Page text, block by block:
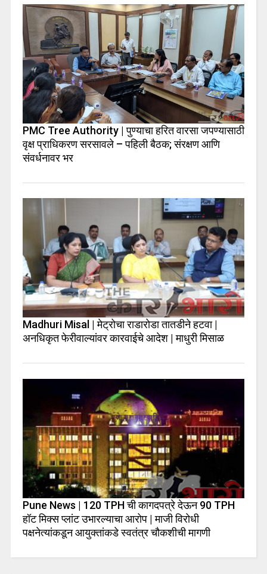
PMC Tree Authority | पुण्याचा हरित वारसा जपण्यासाठी
वृक्ष प्राधिकरण सरसावले – पहिली बैठक; संरक्षण आणि
संवर्धनावर भर
Madhuri Misal | मेट्रोचा राडारोडा तातडीने हटवा |
अनधिकृत फेरीवाल्यांवर कारवाईचे आदेश | माधुरी मिसाळ
Pune News | 120 TPH ची कागदपत्रे देऊन 90 TPH
हॉट मिक्स प्लांट उभारल्याचा आरोप | माजी विरोधी
पक्षनेत्यांकडून आयुक्तांकडे स्वतंत्र चौकशीची मागणी